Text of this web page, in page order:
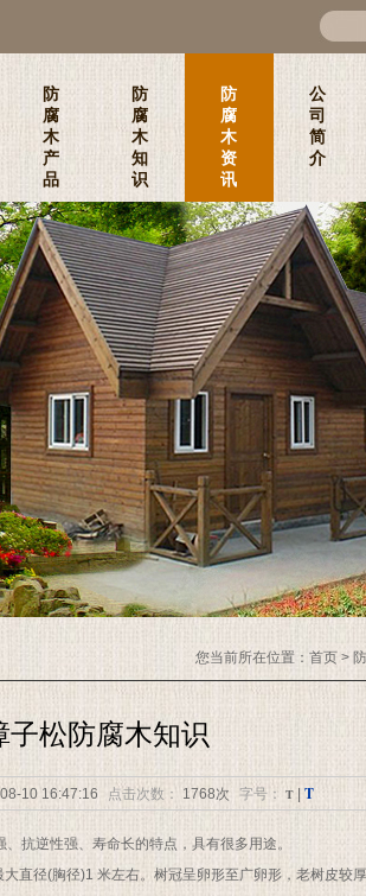
防
腐
木
产
品
防
腐
木
知
识
防
腐
木
资
讯
公
司
简
介
您当前所在位置： 首页 >
子松防腐木知识
10 16:47:16 点击次数： 1768次 字号： T T
抗逆性强、寿命长的特点，具有很多用途。
直径(胸径)1 米左右。树冠呈卵形至广卵形，老树皮较